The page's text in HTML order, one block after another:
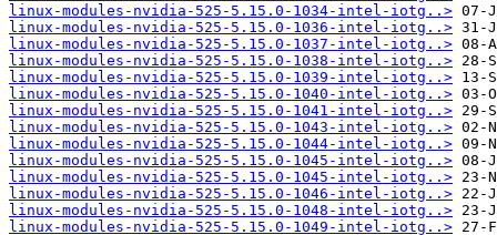
linux-modules-nvidia-525-5.15.0-1034-intel-iotg..>
linux-modules-nvidia-525-5.15.0-1036-intel-iotg..>
linux-modules-nvidia-525-5.15.0-1037-intel-iotg..>
linux-modules-nvidia-525-5.15.0-1038-intel-iotg..>
linux-modules-nvidia-525-5.15.0-1039-intel-iotg..>
linux-modules-nvidia-525-5.15.0-1040-intel-iotg..>
linux-modules-nvidia-525-5.15.0-1041-intel-iotg..>
linux-modules-nvidia-525-5.15.0-1043-intel-iotg..>
linux-modules-nvidia-525-5.15.0-1044-intel-iotg..>
linux-modules-nvidia-525-5.15.0-1045-intel-iotg..>
linux-modules-nvidia-525-5.15.0-1045-intel-iotg..>
linux-modules-nvidia-525-5.15.0-1046-intel-iotg..>
linux-modules-nvidia-525-5.15.0-1048-intel-iotg..>
linux-modules-nvidia-525-5.15.0-1049-intel-iotg..>